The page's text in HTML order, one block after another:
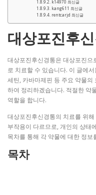
k14970 최신글
kang611 최신글
rentcarjd 최신글
대상포진후
대상포진후신경통은 대상포진으
로 치료할 수 있습니다. 이 글에
세틴, 카바마제핀 등 주요 약물
하여 정리하겠습니다. 적절한 약
역할을 합니다.
대상포진후신경통의 치료를 위
부작용이 다르므로, 개인의 상태
목차를 통해 각 약물에 대한 정보
목차